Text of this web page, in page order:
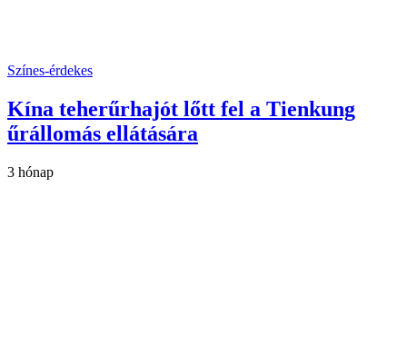
Színes-érdekes
Kína teherűrhajót lőtt fel a Tienkung
űrállomás ellátására
3 hónap